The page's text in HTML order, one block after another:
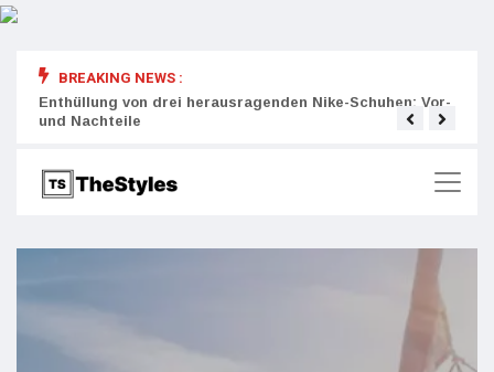
BREAKING NEWS :
Enthüllung von drei herausragenden Nike-Schuhen: Vor-
und Nachteile